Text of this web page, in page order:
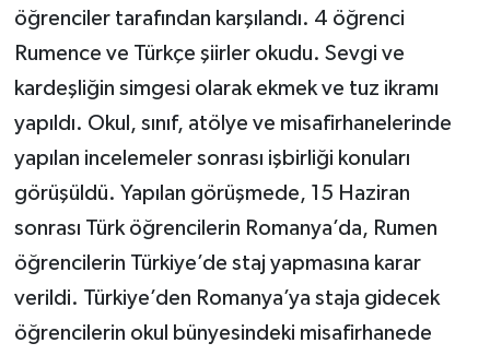
öğrenciler tarafından karşılandı. 4 öğrenci
Rumence ve Türkçe şiirler okudu. Sevgi ve
kardeşliğin simgesi olarak ekmek ve tuz ikramı
yapıldı. Okul, sınıf, atölye ve misafirhanelerinde
yapılan incelemeler sonrası işbirliği konuları
görüşüldü. Yapılan görüşmede, 15 Haziran
sonrası Türk öğrencilerin Romanya’da, Rumen
öğrencilerin Türkiye’de staj yapmasına karar
verildi. Türkiye’den Romanya’ya staja gidecek
öğrencilerin okul bünyesindeki misafirhanede